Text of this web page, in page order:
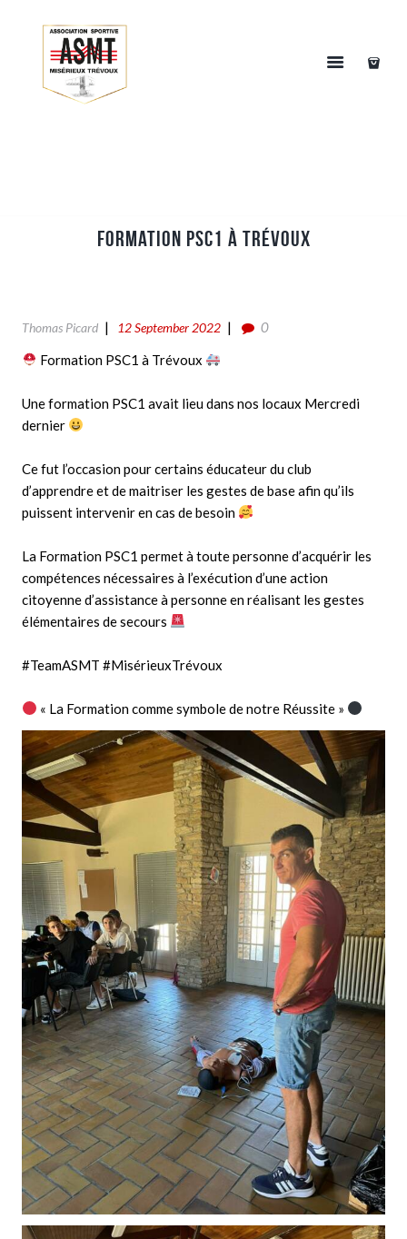
Formation PSC1 à Trévoux
Thomas Picard 12 September 2022
0
Formation PSC1 à Trévoux
Une formation PSC1 avait lieu dans nos locaux Mercredi
dernier
Ce fut l’occasion pour certains éducateur du club
d’apprendre et de maitriser les gestes de base afin qu’ils
puissent intervenir en cas de besoin
La Formation PSC1 permet à toute personne d’acquérir les
compétences nécessaires à l’exécution d’une action
citoyenne d’assistance à personne en réalisant les gestes
élémentaires de secours
#TeamASMT #MisérieuxTrévoux
« La Formation comme symbole de notre Réussite »